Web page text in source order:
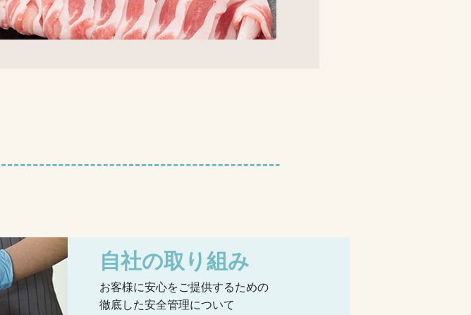
自社の取り組み
お客様に安心をご提供するための
徹底した安全管理について